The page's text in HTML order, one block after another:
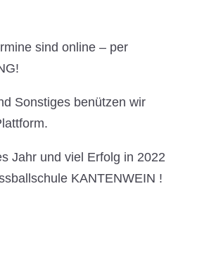
sind online – per
Sonstiges benützen wir
Jahr und viel Erfolg in 2022
KANTENWEIN !